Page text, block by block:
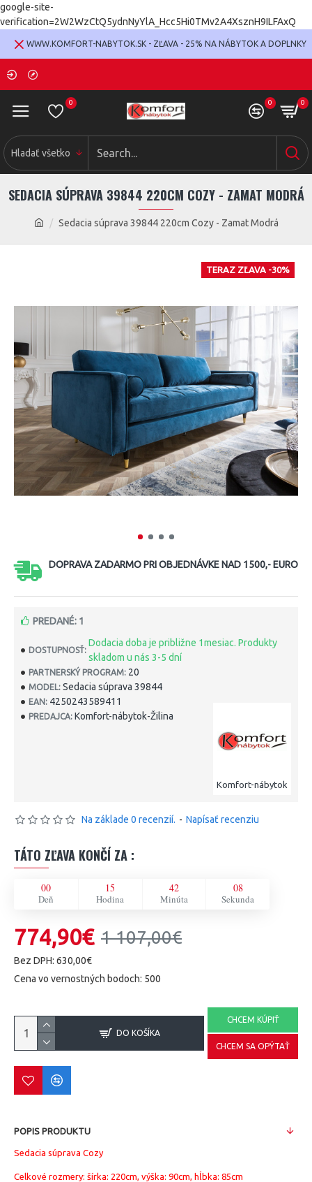
google-site-
verification=2W2WzCtQ5ydnNyYlA_Hcc5Hi0TMv2A4XsznH9ILFAxQ
WWW.KOMFORT-NABYTOK.SK - ZĽAVA - 25% NA NÁBYTOK A DOPLNKY
0 0 0
Hladať všetko
Sedacia súprava 39844 220cm Cozy - Zamat Modrá
SEDACIA SÚPRAVA 39844 220CM COZY - ZAMAT MODRÁ
TERAZ ZĽAVA -30%
DOPRAVA ZADARMO PRI OBJEDNÁVKE NAD 1500,- EURO
DOSTUPNOSŤ:
Dodacia doba je približne 1mesiac. Produkty
skladom u nás 3-5 dní
PARTNERSKÝ PROGRAM: 20
MODEL: Sedacia súprava 39844
EAN: 4250243589411
PREDAJCA: Komfort-nábytok-Žilina
Komfort-nábytok
PREDANÉ: 1
Na základe 0 recenzií. - Napísať recenziu
TÁTO ZĽAVA KONČÍ ZA :
00
Deň
15
Hodina
42
Minúta
07
Sekunda
774,90€ 1 107,00€
Bez DPH: 630,00€
Cena vo vernostných bodoch: 500
DO KOŠÍKA
CHCEM KÚPIŤ
CHCEM SA OPÝTAŤ
POPIS PRODUKTU
Sedacia súprava Cozy
Celkové rozmery: šírka: 220cm, výška: 90cm, hĺbka: 85cm